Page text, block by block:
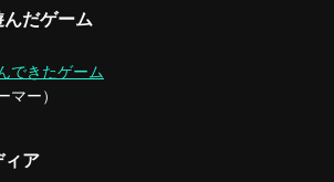
だゲーム
できたゲーム
マー）
ィア